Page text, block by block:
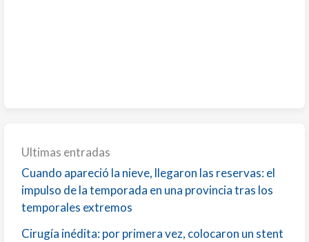
Ultimas entradas
Cuando apareció la nieve, llegaron las reservas: el
impulso de la temporada en una provincia tras los
temporales extremos
Cirugía inédita: por primera vez, colocaron un stent